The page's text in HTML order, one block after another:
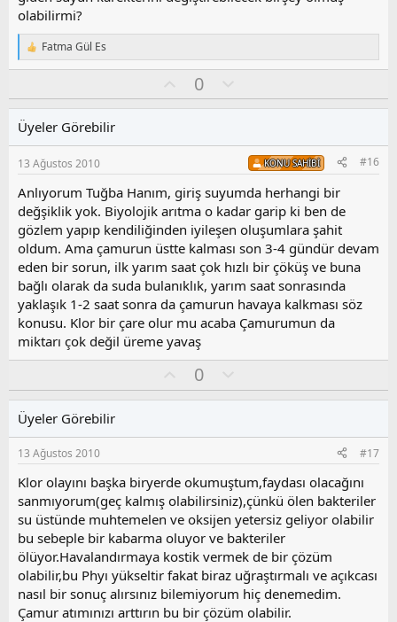
olabilirmi?
T
e
i
l
e
r
:
Fatma Gül Es
y
0
l
s
u
z
o
y
l
a
Üyeler Görebilir
13 Ağustos 2010 KONU SAHIBI #16
Anlıyorum Tuğba Hanım, giriş suyumda herhangi bir
değşiklik yok. Biyolojik arıtma o kadar garip ki ben de
gözlem yapıp kendiliğinden iyileşen oluşumlara şahit
oldum. Ama çamurun üstte kalması son 3-4 gündür devam
eden bir sorun, ilk yarım saat çok hızlı bir çöküş ve buna
bağlı olarak da suda bulanıklık, yarım saat sonrasında
yaklaşık 1-2 saat sonra da çamurun havaya kalkması söz
konusu. Klor bir çare olur mu acaba Çamurumun da
miktarı çok değil üreme yavaş
y
0
l
s
u
z
o
y
l
a
Üyeler Görebilir
13 Ağustos 2010 #17
Klor olayını başka biryerde okumuştum,faydası olacağını
sanmıyorum(geç kalmış olabilirsiniz),çünkü ölen bakteriler
su üstünde muhtemelen ve oksijen yetersiz geliyor olabilir
bu sebeple bir kabarma oluyor ve bakteriler
ölüyor.Havalandırmaya kostik vermek de bir çözüm
olabilir,bu Phyı yükseltir fakat biraz uğraştırmalı ve açıkcası
nasıl bir sonuç alırsınız bilemiyorum hiç denemedim.
Çamur atımınızı arttırın bu bir çözüm olabilir.